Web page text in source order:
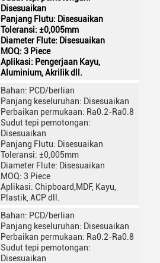
Disesuaikan
Panjang Flutu: Disesuaikan
Toleransi: ±0,005mm
Diameter Flute: Disesuaikan
MOQ: 3 Piece
Aplikasi: Pengerjaan Kayu,
Aluminium, Akrilik dll.
Bahan: PCD/berlian
Panjang keseluruhan: Disesuaikan
Perbaikan permukaan: Ra0.2-Ra0.8
Sudut tepi pemotongan:
Disesuaikan
Panjang Flutu: Disesuaikan
Toleransi: ±0,005mm
Diameter Flute: Disesuaikan
MOQ: 3 Piece
Aplikasi: Chipboard,MDF, Kayu,
Plastik, ACP dll.
Bahan: PCD/berlian
Panjang keseluruhan: Disesuaikan
Perbaikan permukaan: Ra0.2-Ra0.8
Sudut tepi pemotongan:
Disesuaikan